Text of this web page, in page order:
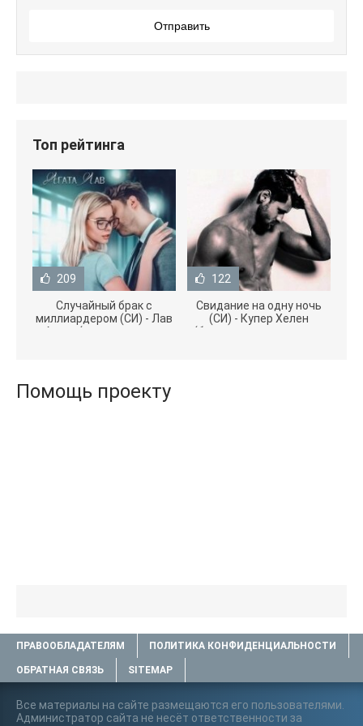
Отправить
Топ рейтинга
209
Случайный брак с
миллиардером (СИ) - Лав
Агата (полная версия
122
Свидание на одну ночь
(СИ) - Купер Хелен
(бесплатные серии книг
Помощь проекту
ПРАВООБЛАДАТЕЛЯМ ПОЛИТИКА КОНФИДЕНЦИАЛЬНОСТИ
ОБРАТНАЯ СВЯЗЬ SITEMAP
Все материалы на сайте размещаются его пользователями.
Администратор сайта не несёт ответственности за